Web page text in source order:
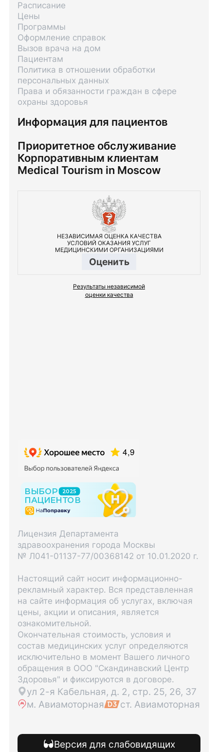
Информация для пациентов
Расписание
Цены
Программы
Оформление справок
Вызов врача на дом
Пациентам
Политика в отношении обработки
персональных данных
Права и обязанности граждан в сфере
охраны здоровья
Приоритетное обслуживание
Корпоративным клиентам
Medical Tourism in Moscow
НЕЗАВИСИМАЯ ОЦЕНКА КАЧЕСТВА
УСЛОВИЙ ОКАЗАНИЯ УСЛУГ
МЕДИЦИНСКИМИ ОРГАНИЗАЦИЯМИ
Оценить
Результаты независимой
оценки качества
Лицензия Департамента
здравоохранения города Москвы
№ Л041-01137-77/00368142 от 10.01.2020 г.
Настоящий сайт носит информационно-
рекламный характер. Вся представленная
на сайте информация об услугах, включая
цены, акции и описания, является
ознакомительной.
Окончательная стоимость, условия и
состав медицинских услуг определяются
исключительно в момент Вашего личного
обращения в ООО "Скандинавский Центр
Здоровья" и фиксируются в договоре.
ул 2-я Кабельная, д. 2, стр. 25, 26, 37
м. Авиамоторная
ст. Авиамоторная
Версия для слабовидящих